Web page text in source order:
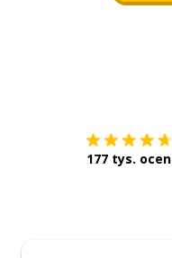
177 tys. ocen